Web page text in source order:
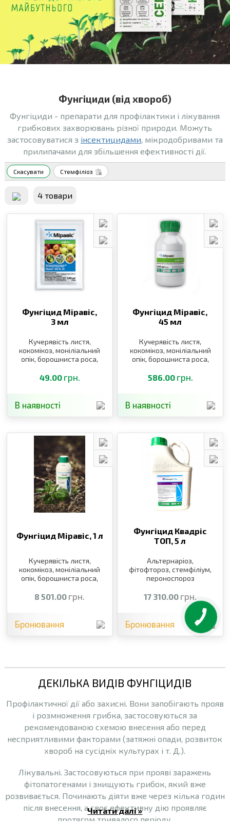
Фунгіциди (від хвороб)
Фунгіциди - препарати для профілактики і лікування
грибкових захворювань різної природи. Можуть
застосовуватися з інсектицидами, мікродобривами та
прилипачами для збільшення ефективності дії.
Скасувати Стемфіліоз
4 товари
Фунгіцид Міравіс,
3 мл
Кучерявість листя,
кокомікоз, моніліальний
опік, борошниста роса,
моніліоз
49.00 грн.
В наявності
Фунгіцид Міравіс,
45 мл
Кучерявість листя,
кокомікоз, моніліальний
опік, борошниста роса,
моніліоз
586.00 грн.
В наявності
Фунгіцид Міравіс, 1 л
Кучерявість листя,
кокомікоз, моніліальний
опік, борошниста роса,
8 501.00 грн.
Бронювання
Фунгіцид Квадріс
ТОП, 5 л
Альтернаріоз,
фітофтороз, стемфіліум,
пероноспороз
17 310.00 грн.
Бронювання
ДЕКІЛЬКА ВИДІВ ФУНГІЦИДІВ
Профілактичної дії або захисні. Вони запобігають прояв
і розмноження грибка, застосовуються за
рекомендованою схемою внесення або перед
несприятливими факторами (затяжні опади, розвиток
хвороб на сусідніх культурах і т. Д.).
Лікувальні. Застосовуються при прояві заражень
фітопатогенами і знищують грибок, який вже
розвивається. Починають діяти вже через кілька годин
після внесення, а своє ефективну дію проявляє
протягом тривалого періоду.
Читати далі »